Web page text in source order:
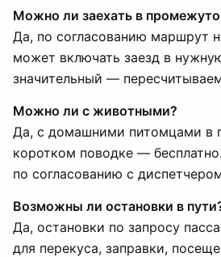
Можно ли заехать в
Да, по согласованию маршрут
может включать заезд в
значительный —
Можно ли с животными?
Да, с домашними питомцами в
коротком поводке —
по согласованию с
Возможны ли остановки в
Да, остановки по запросу
для перекуса, заправки,